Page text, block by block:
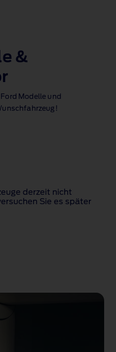
&
Modelle und
derzeit nicht
Sie es später